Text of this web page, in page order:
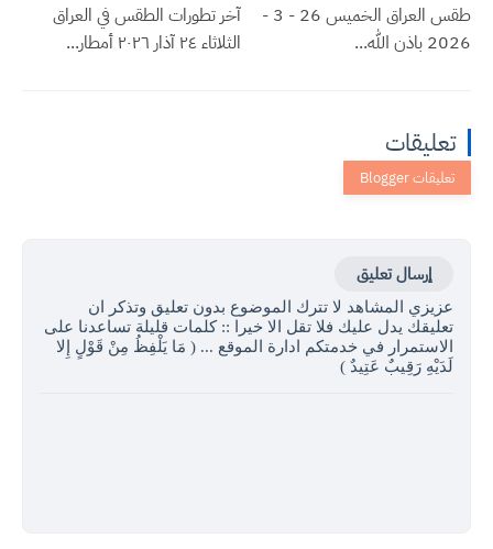
طقس العراق الخميس 26 - 3 -
2026 باذن الله...
آخر تطورات الطقس في العراق
الثلاثاء ٢٤ آذار ٢٠٢٦ أمطار...
تعليقات
إرسال تعليق
عزيزي المشاهد لا تترك الموضوع بدون تعليق وتذكر ان
تعليقك يدل عليك فلا تقل الا خيرا :: كلمات قليلة تساعدنا على
الاستمرار في خدمتكم ادارة الموقع ... ( مَا يَلْفِظُ مِنْ قَوْلٍ إِلا
لَدَيْهِ رَقِيبٌ عَتِيدٌ )